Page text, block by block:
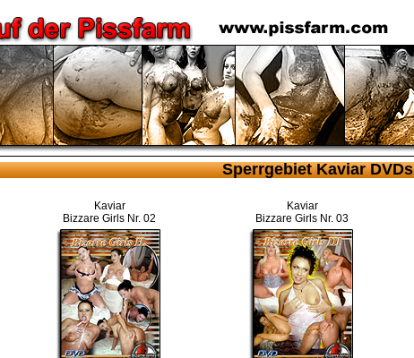
Sperrgebiet Kaviar DVDs
Kaviar
Bizzare Girls Nr. 02
Kaviar
Bizzare Girls Nr. 03